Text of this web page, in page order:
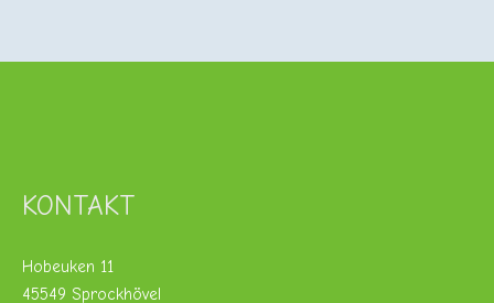
KONTAKT
Hobeuken 11
45549 Sprockhövel